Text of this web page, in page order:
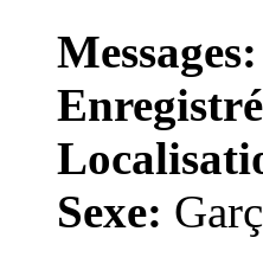
Messages:
Sexe: